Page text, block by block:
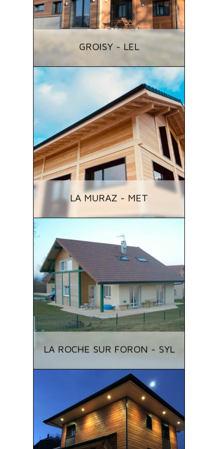
GROISY - LEL
LA MURAZ - MET
LA ROCHE SUR FORON - SYL